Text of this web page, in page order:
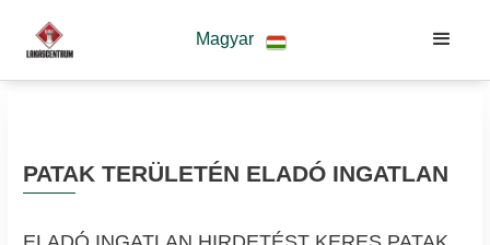
Magyar
PATAK TERÜLETÉN ELADÓ INGATLAN